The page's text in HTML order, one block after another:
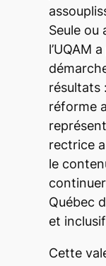
Seule ou
l’UQAM
résultats
réforme
rectrice
le
Québec
et
Cette